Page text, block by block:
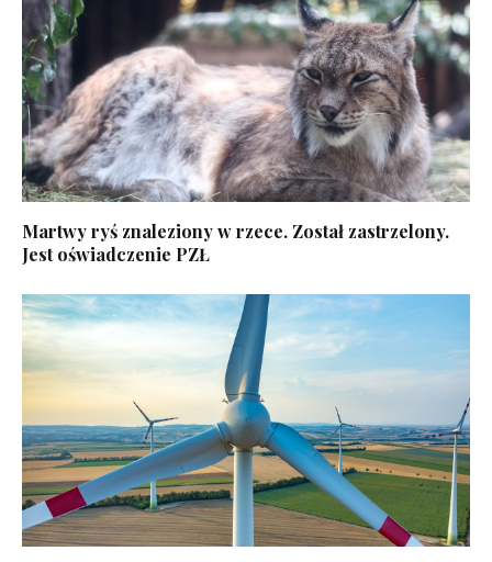
Martwy ryś znaleziony w rzece. Został zastrzelony.
Jest oświadczenie PZŁ